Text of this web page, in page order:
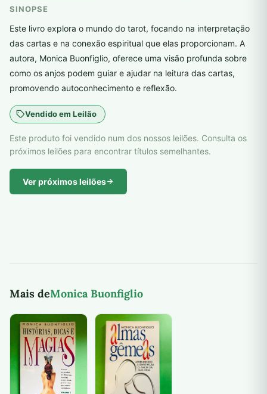
SINOPSE
Este livro explora o mundo do tarot, focando na interpretação
das cartas e na conexão espiritual que elas proporcionam. A
autora, Monica Buonfiglio, oferece uma visão profunda sobre
como os anjos podem guiar e ajudar na leitura das cartas,
promovendo autoconhecimento e reflexão.
Vendido em Leilão
Este produto foi vendido num dos nossos leilões. Consulta os
próximos leilões para encontrar títulos semelhantes.
Ver próximos leilões
Mais deMonica Buonfiglio